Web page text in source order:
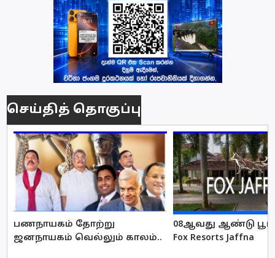
செய்தித் தொகுப்பு
பணநாயகம் தோற்று
ஜனநாயகம் வெல்லும் காலம்..
08ஆவது ஆண்டு
Fox Resorts Jaffna